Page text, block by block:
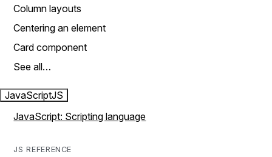
Column layouts
Centering an element
Card component
See all…
JavaScriptJS
JavaScript: Scripting language
JS REFERENCE